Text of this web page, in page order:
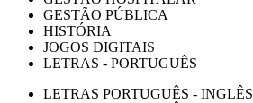
GESTÃO PÚBLICA
HISTÓRIA
JOGOS DIGITAIS
LETRAS - PORTUGUÊS
LETRAS PORTUGUÊS - INGLÊS